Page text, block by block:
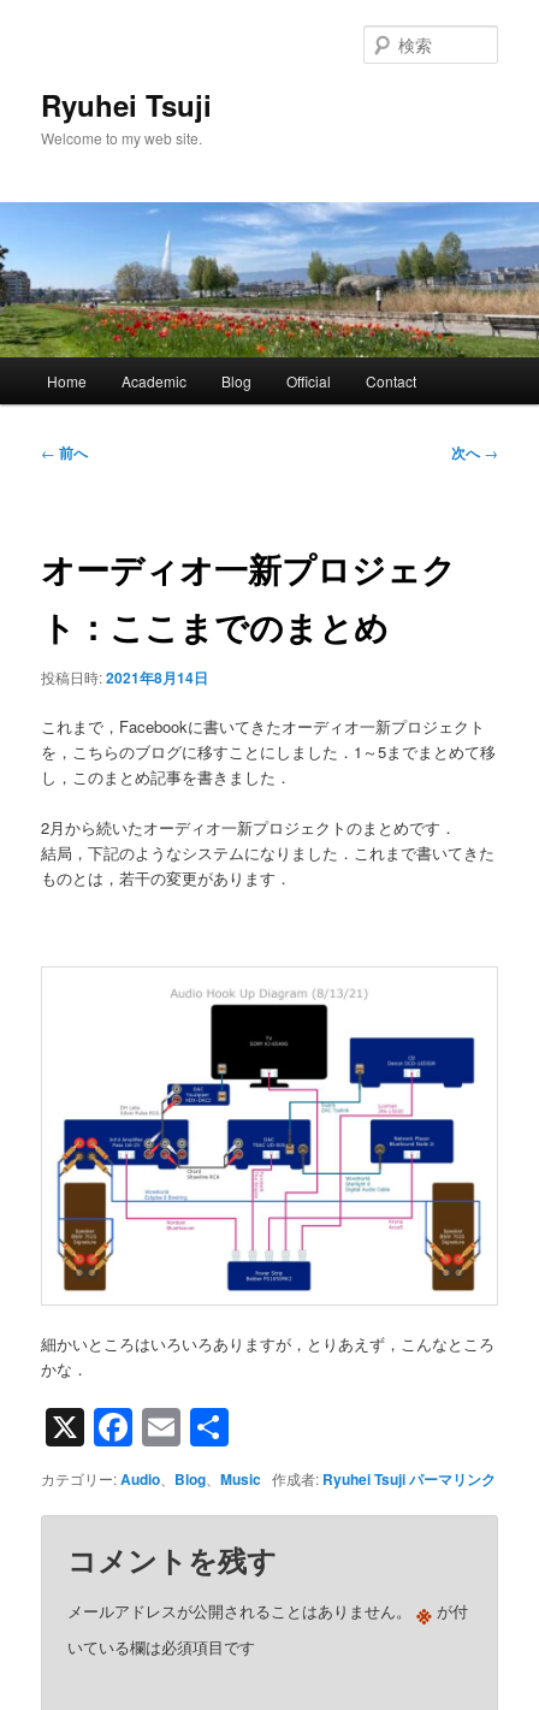
移
動
Ryuhei Tsuji
Welcome to my web site.
索
Home Academic Blog Official Contact
投
ー
ョ
ン
← 前へ 次へ→
オーディオ一新プロジェク
ト：ここまでのまとめ
投稿日時:2021年8月14日
これまで，Facebookに書いてきたオーディオ一新プロジェクト
を，こちらのブログに移すことにしました．1～5までまとめて移
し，このまとめ記事を書きました．
2月から続いたオーディオ一新プロジェクトのまとめです．
結局，下記のようなシステムになりました．これまで書いてきた
ものとは，若干の変更があります．
細かいところはいろいろありますが，とりあえず，こんなところ
かな．
X Facebook
Email
有
カテゴリー:Audio Blog 、Music 作成者: Ryuhei Tsujiパーマリンク
コメントを残す
メールアドレスが公開されることはありません。 ※ が付
いている欄は必須項目です